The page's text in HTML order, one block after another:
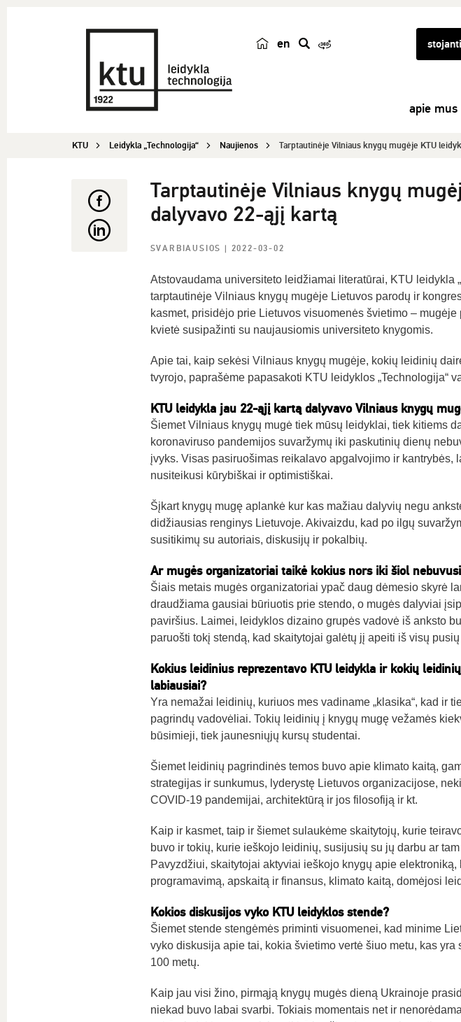
en
k
apie mus
KTU Leidykla „Technologija“ Naujienos Tarptautinėje Vilniaus knygų mugėje KTU
Tarptautinėje Vilniaus knygų
dalyvavo 22-ąjį kartą
SVARBIAUSIOS | 2022-03-02
Atstovaudama universiteto leidžiamai literatūrai, KTU leidykla
tarptautinėje Vilniaus knygų mugėje Lietuvos parodų ir
kasmet, prisidėjo prie Lietuvos visuomenės švietimo –
kvietė susipažinti su naujausiomis universiteto knygomis.
Apie tai, kaip sekėsi Vilniaus knygų mugėje, kokių leidinių
tvyrojo, paprašėme papasakoti KTU leidyklos „Technologija“
KTU leidykla jau 22-ąjį kartą dalyvavo Vilniaus knygų
Šiemet Vilniaus knygų mugė tiek mūsų leidyklai, tiek kitiems
koronaviruso pandemijos suvaržymų iki paskutinių dienų
įvyks. Visas pasiruošimas reikalavo apgalvojimo ir kantrybės,
nusiteikusi kūrybiškai ir optimistiškai.
Šįkart knygų mugę aplankė kur kas mažiau dalyvių negu
didžiausias renginys Lietuvoje. Akivaizdu, kad po ilgų
susitikimų su autoriais, diskusijų ir pokalbių.
Ar mugės organizatoriai taikė kokius nors iki šiol
Šiais metais mugės organizatoriai ypač daug dėmesio skyrė
draudžiama gausiai būriuotis prie stendo, o mugės dalyviai
paviršius. Laimei, leidyklos dizaino grupės vadovė iš anksto
paruošti tokį stendą, kad skaitytojai galėtų jį apeiti iš visų
Kokius leidinius reprezentavo KTU leidykla ir kokių
labiausiai?
Yra nemažai leidinių, kuriuos mes vadiname „klasika“, kad ir
pagrindų vadovėliai. Tokių leidinių į knygų mugę vežamės
būsimieji, tiek jaunesniųjų kursų studentai.
Šiemet leidinių pagrindinės temos buvo apie klimato kaitą,
strategijas ir sunkumus, lyderystę Lietuvos organizacijose,
COVID-19 pandemijai, architektūrą ir jos filosofiją ir kt.
Kaip ir kasmet, taip ir šiemet sulaukėme skaitytojų, kurie
buvo ir tokių, kurie ieškojo leidinių, susijusių su jų darbu ar
Pavyzdžiui, skaitytojai aktyviai ieškojo knygų apie elektroniką,
programavimą, apskaitą ir finansus, klimato kaitą, domėjosi
Kokios diskusijosvyko KTU leidyklos stende?
Šiemet stende stengėmės priminti visuomenei, kad minime
vyko diskusija apie tai, kokia švietimo vertė šiuo metu, kas
100 metų.
Kaip jau visi žino, pirmąją knygų mugės dieną Ukrainoje
niekad buvo labai svarbi. Tokiais momentais net ir